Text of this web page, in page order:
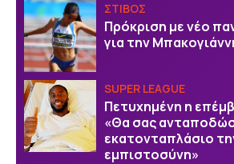
ΣΤΙΒΟΣ
Πρόκριση με νέο
για την
SUPER LEAGUE
Πετυχημένη η
«Θα σας
εκατονταπλάσιο
εμπιστοσύνη»